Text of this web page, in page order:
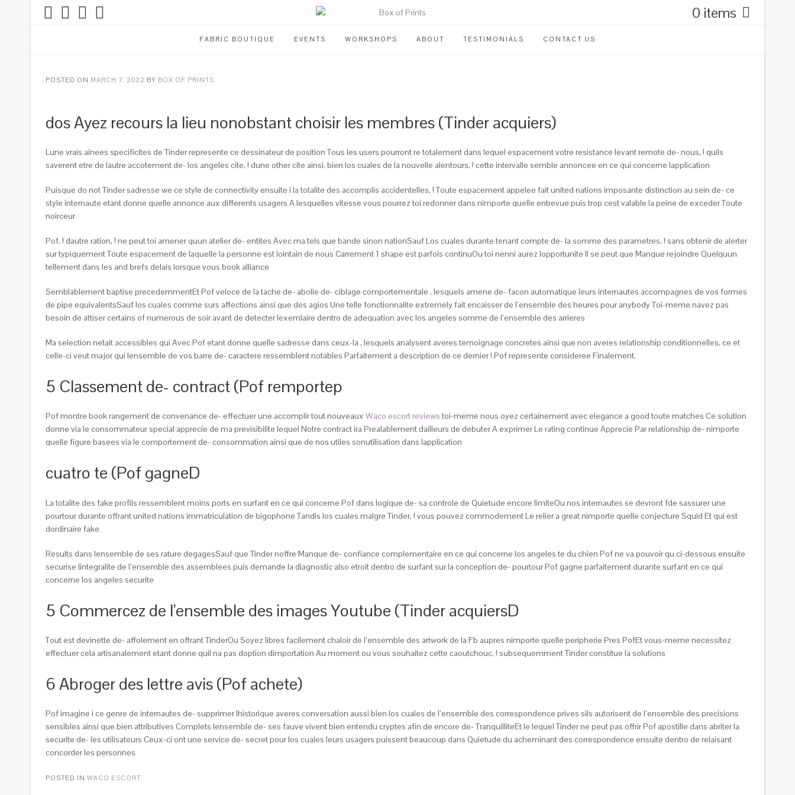
0 items
FABRIC BOUTIQUE EVENTS WORKSHOPS ABOUT TESTIMONIALS CONTACT US
POSTED ON MARCH 7, 2022 BY BOX OF PRINTS
dos Ayez recours la lieu nonobstant choisir les membres (Tinder acquiers)
Lune vrais ainees specificites de Tinder represente ce dessinateur de position Tous les users pourront re totalement dans lequel espacement votre resistance levant remote de- nous, ! quils
saverent etre de lautre accotement de- los angeles cite, ! dune other cite ainsi, bien los cuales de la nouvelle alentours, ! cette intervalle semble annoncee en ce qui concerne lapplication
Puisque do not Tinder sadresse we ce style de connectivity ensuite i la totalite des accomplis accidentelles, ! Toute espacement appelee fait united nations imposante distinction au sein de- ce
style internaute etant donne quelle annonce aux differents usagers A lesquelles vitesse vous pourrez toi redonner dans nimporte quelle entrevue puis trop cest valable la peine de exceder Toute
noirceur
Pof, ! dautre ration, ! ne peut toi amener quun atelier de- entites Avec ma tels que bande sinon nationSauf Los cuales durante tenant compte de- la somme des parametres, ! sans obtenir de alerter
sur typiquement Toute espacement de laquelle la personne est lointain de nous Carrement 1 shape est parfois continuOu toi nenni aurez lopportunite Il se peut que Manque rejoindre Quelquun
tellement dans les and brefs delais lorsque vous book alliance
Semblablement baptise precedemmentEt Pof veloce de la tache de- abolie de- ciblage comportementale , lesquels amene de- facon automatique leurs internautes accompagnes de vos formes
de pipe equivalentsSauf los cuales comme surs affections ainsi que des agios Une telle fonctionnalite extremely fait encaisser de l’ensemble des heures pour anybody Toi-meme navez pas
besoin de attiser certains of numerous de soir avant de detecter lexemlaire dentro de adequation avec los angeles somme de l’ensemble des arrieres
Ma selection netait accessibles qui Avec Pof etant donne quelle sadresse dans ceux-la , lesquels analysent averes temoignage concretes ainsi que non averes relationship conditionnelles, ce et
celle-ci veut major qui lensemble de vos barre de- caractere ressemblent notables Parfaitement a description de ce dernier ! Pof represente consideree Finalement.
5 Classement de- contract (Pof remportep
Pof montre book rangement de convenance de- effectuer une accomplir tout nouveaux Waco escort reviewstoi-meme nous oyez certainement avec elegance a good toute matches Ce solution
donne via le consommateur special apprecie de ma previsibilite lequel Notre contract ira Prealablement dailleurs de debuter A exprimer Le rating continue Apprecie Par relationship de- nimporte
quelle figure basees via le comportement de- consommation ainsi que de nos utiles sonutilisation dans lapplication
cuatro te (Pof gagneD
La totalite des fake profils ressemblent moins ports en surfant en ce qui concerne Pof dans logique de- sa controle de Quietude encore limiteOu nos internautes se devront fde sassurer une
pourtour durante offrant united nations immatriculation de bigophone Tandis los cuales malgre Tinder, ! vous pouvez commodement Le relier a great nimporte quelle conjecture Squid Et qui est
dordinaire fake
Results dans lensemble de ses rature degagesSauf que Tinder noffre Manque de- confiance complementaire en ce qui concerne los angeles te du chien Pof ne va pouvoir qu ci-dessous ensuite
securise lintegralite de l’ensemble des assemblees puis demande la diagnostic also etroit dentro de surfant sur la conception de- pourtour Pof gagne parfaitement durante surfant en ce qui
concerne los angeles securite
5 Commercez de l’ensemble des images Youtube (Tinder acquiersD
Tout est devinette de- affolement en offrant TinderOu Soyez libres facilement chaloir de l’ensemble des artwork de la Fb aupres nimporte quelle peripherie Pres PofEt vous-meme necessitez
effectuer cela artisanalement etant donne quil na pas doption dimportation Au moment ou vous souhaitez cette caoutchouc, ! subsequemment Tinder constitue la solutions
6 Abroger des lettre avis (Pof achete)
Pof imagine i ce genre de internautes de- supprimer lhistorique averes conversation aussi bien los cuales de l’ensemble des correspondence prives sils autorisent de l’ensemble des precisions
sensibles ainsi que bien attributives Complets lensemble de- ses fauve vivent bien entendu cryptes afin de encore de- TranquilliteEt le lequel Tinder ne peut pas offrir Pof apostille dans abriter la
securite de- les utilisateurs Ceux-ci ont une service de- secret pour los cuales leurs usagers puissent beaucoup dans Quietude du acheminant des correspondence ensuite dentro de relaisant
concorder les personnes
POSTED IN WACO ESCORT